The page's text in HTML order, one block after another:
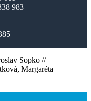
983
Sopko //
Margaréta